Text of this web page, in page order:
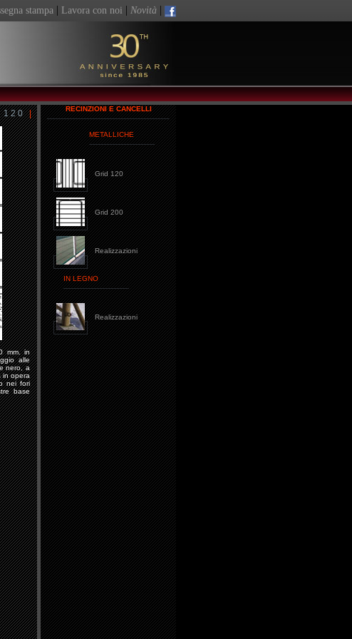
stampa | Lavora con noi | Novità |
120|
mm. in
alle
nero, a
in opera
nei fori
base
RECINZIONI E CANCELLI
METALLICHE
Grid 120
Grid 200
Realizzazioni
IN LEGNO
Realizzazioni